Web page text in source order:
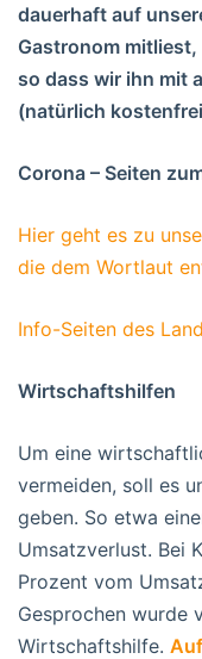
dauerhaft auf
Gastronom
so dass wir ihn mit
(natürlich
Corona – Seiten
Hier geht es zu
die dem Wortlaut
Info-Seiten des
Wirtschaftshilfen
Um eine
vermeiden, soll es
geben. So etwa
Umsatzverlust. Bei
Prozent vom
Gesprochen wurde
Wirtschaftshilfe.